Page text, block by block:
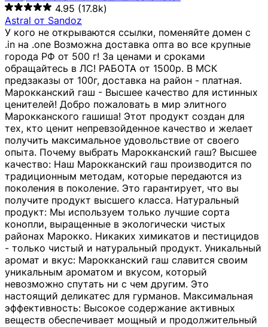
4.95 (17.8k)
Astral от Sandoz
У кого не открываются ссылки, поменяйте домен с
.in на .one Возможна доставка опта во все крупные
города РФ от 500 г! За ценами и сроками
обращайтесь в ЛС! РАБОТА от 1500р. В МСК
предзаказы от 100г, доставка на район - платная.
Марокканский гаш - Высшее качество для истинных
ценителей! Добро пожаловать в мир элитного
Марокканского гашиша! Этот продукт создан для
тех, кто ценит непревзойденное качество и желает
получить максимальное удовольствие от своего
опыта. Почему выбрать Марокканский гаш? Высшее
качество: Наш Марокканский гаш производится по
традиционным методам, которые передаются из
поколения в поколение. Это гарантирует, что вы
получите продукт высшего класса. Натуральный
продукт: Мы используем только лучшие сорта
конопли, выращенные в экологически чистых
районах Марокко. Никаких химикатов и пестицидов
- только чистый и натуральный продукт. Уникальный
аромат и вкус: Марокканский гаш славится своим
уникальным ароматом и вкусом, который
невозможно спутать ни с чем другим. Это
настоящий деликатес для гурманов. Максимальная
эффективность: Высокое содержание активных
веществ обеспечивает мощный и продолжительный